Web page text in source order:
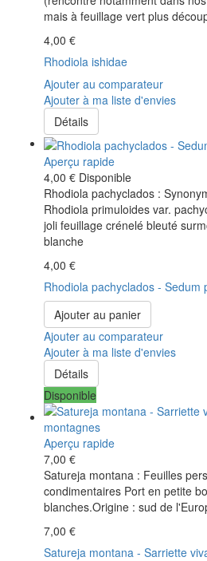
mais à feuillage vert plus
4,00 €
Rhodiola ishidae
Ajouter au comparateur
Ajouter à ma liste d'envies
Détails
Aperçu rapide
4,00 € Disponible
Rhodiola pachyclados :
Rhodiola primuloides var.
joli feuillage crénelé bleuté
blanche
4,00 €
Rhodiola pachyclados - Sedum
Ajouter au panier
Ajouter au comparateur
Ajouter à ma liste d'envies
Détails
Disponible
Aperçu rapide
7,00 €
Satureja montana : Feuilles
condimentaires Port en petite
blanches.Origine : sud de
7,00 €
Satureja montana - Sarriette